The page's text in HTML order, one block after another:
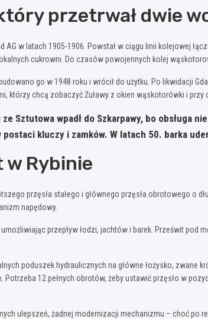
przetrwał dwie
AG w latach 1905-1906. Powstał w ciągu linii kolejowej
cukrowni. Do czasów powojennych kolej
go w 1948 roku i wrócił do użytku. Po likwidacji
którzy chcą zobaczyć Żuławy z okien wąskotorówki i przy
Sztutowa wpadł do Szkarpawy, bo obsługa
kluczy i zamków. W latach 50. barka
Rybinie
przęsła stałego i głównego przęsła obrotowego o
napędowy.
przepływ łodzi, jachtów i barek. Prześwit
poduszek hydraulicznych na główne łożysko,
12 pełnych obrotów, żeby ustawić przęsło w
ulepszeń, żadnej modernizacji mechanizmu – choć